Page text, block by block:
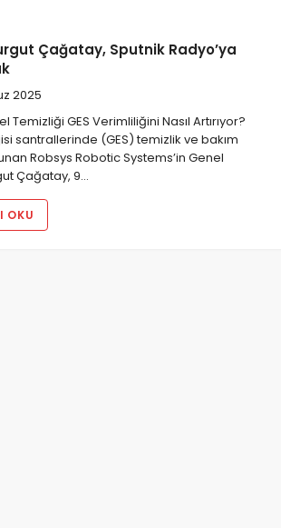
Çağatay, Sputnik Radyo’ya
2025
Temizliği GES Verimliliğini Nasıl Artırıyor?
santrallerinde (GES) temizlik ve bakım
Robsys Robotic Systems’in Genel
Çağatay, 9…
OKU